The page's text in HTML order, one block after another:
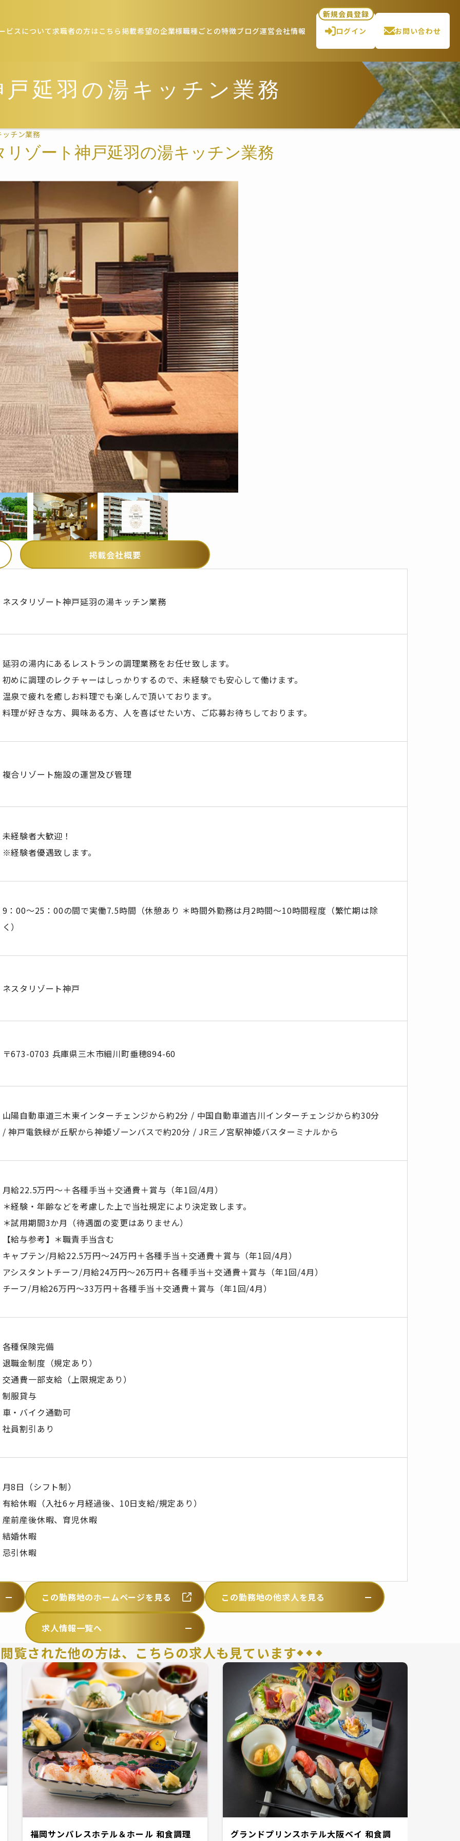
ビスについて求職者の方はこちら 掲載希望の企業様職種ごとの特徴ブログ運営会社情報
新規会員登録
ログイン
お問い合わせ
延羽の湯キッチン業務
チン業務
リゾート神戸延羽の湯キッチン業務
掲載会社概要
ネスタリゾート神戸延羽の湯キッチン業務
延羽の湯内にあるレストランの調理業務をお任せ致します。
初めに調理のレクチャーはしっかりするので、未経験でも安心して働けます。
温泉で疲れを癒しお料理でも楽しんで頂いております。
料理が好きな方、興味ある方、人を喜ばせたい方、ご応募お待ちしております。
複合リゾート施設の運営及び管理
未経験者大歓迎！
※経験者優遇致します。
9：00～25：00の間で実働7.5時間（休憩あり ＊時間外勤務は月2時間～10時間程度（繁忙期は除
く）
ネスタリゾート神戸
〒673-0703 兵庫県三木市細川町垂穂894-60
山陽自動車道三木東インターチェンジから約2分 / 中国自動車道吉川インターチェンジから約30分
/ 神戸電鉄緑が丘駅から神姫ゾーンバスで約20分 / JR三ノ宮駅神姫バスターミナルから
月給22.5万円〜＋各種手当＋交通費＋賞与（年1回/4月）
＊経験・年齢などを考慮した上で当社規定により決定致します。
＊試用期間3か月（待遇面の変更はありません）
【給与参考】＊職責手当含む
キャプテン/月給22.5万円～24万円＋各種手当＋交通費＋賞与（年1回/4月）
アシスタントチーフ/月給24万円～26万円＋各種手当＋交通費＋賞与（年1回/4月）
チーフ/月給26万円～33万円＋各種手当＋交通費＋賞与（年1回/4月）
各種保険完備
退職金制度（規定あり）
交通費一部支給（上限規定あり）
制服貸与
車・バイク通勤可
社員割引あり
月8日（シフト制）
有給休暇（入社6ヶ月経過後、10日支給/規定あり）
産前産後休暇、育児休暇
結婚休暇
忌引休暇
この勤務地のホームページを見る この勤務地の他求人を見る
求人情報一覧へ
覧された他の方は、 こちらの求人も見ています
福岡サンパレスホテル＆ホール 和食調理
グランドプリンスホテル大阪ベイ 和食調